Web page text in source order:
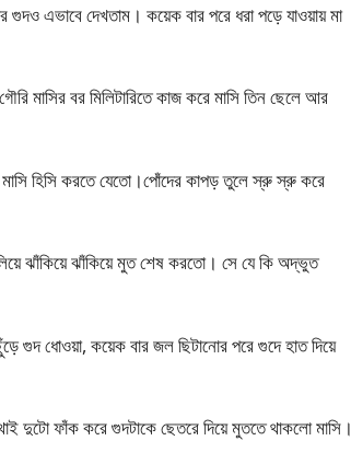
গুদও এভাবে দেখতাম। কয়েক বার পরে ধরা পড়ে যাওয়ায় মা
মাসির বর মিলিটারিতে কাজ করে মাসি তিন ছেলে আর
হিসি করতে যেতো।পোঁদের কাপড় তুলে স্রু স্রু করে
ঝাঁকিয়ে ঝাঁকিয়ে মুত শেষ করতো। সে যে কি অদ্ভুত
গুদ ধোওয়া, কয়েক বার জল ছিটানোর পরে গুদে হাত দিয়ে
দুটো ফাঁক করে গুদটাকে ছেতরে দিয়ে মুততে থাকলো মাসি।